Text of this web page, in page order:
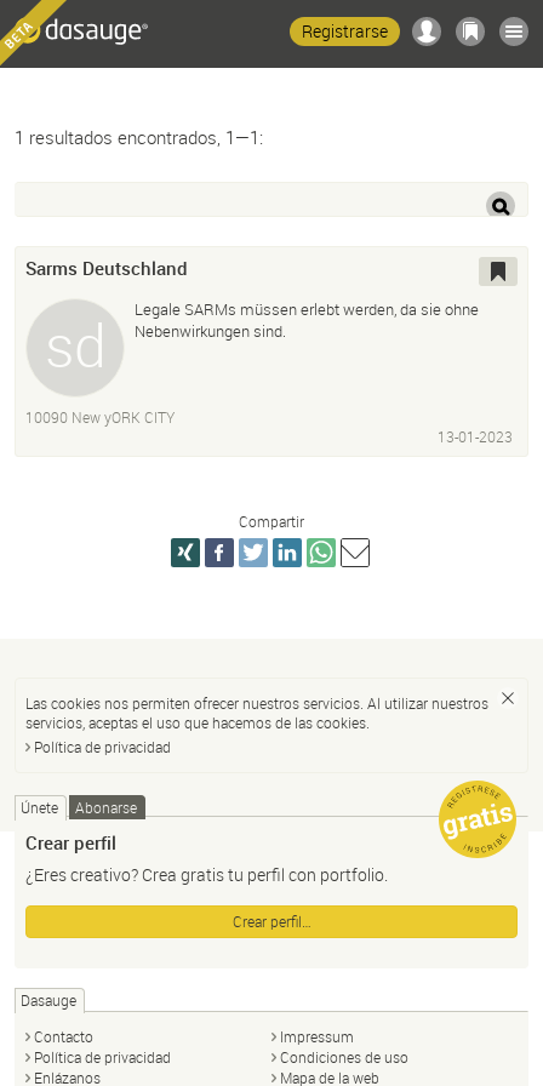
Registrarse
1 resultados encontrados, 1—1:
Sarms Deutschland
Legale SARMs müssen erlebt werden, da sie ohne
Nebenwirkungen sind.
10090 New yORK CITY
13-01-2023
Compartir
Las cookies nos permiten ofrecer nuestros servicios. Al utilizar nuestros
servicios, aceptas el uso que hacemos de las cookies.
Política de privacidad
Únete Abonarse
Crear perfil
¿Eres creativo? Crea gratis tu perfil con portfolio.
Crear perfil…
Dasauge
Contacto
Impressum
Política de privacidad
Condiciones de uso
Enlázanos
Mapa de la web